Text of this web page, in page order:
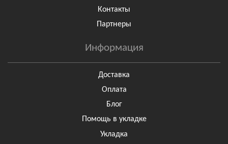
Контакты
Партнеры
Информация
Доставка
Оплата
Блог
Помощь в укладке
Укладка